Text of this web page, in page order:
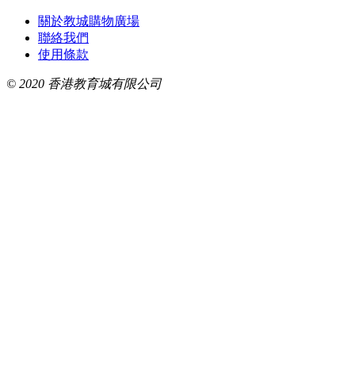
關於教城購物廣場
聯絡我們
使用條款
© 2020 香港教育城有限公司